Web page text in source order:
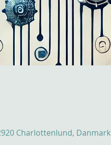
Charlottenlund, Danmark